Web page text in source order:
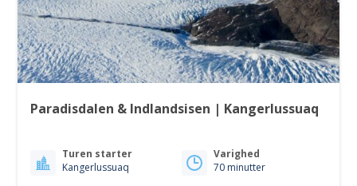
Paradisdalen & Indlandsisen | Kangerlussuaq
Turen starter
Kangerlussuaq
Varighed
70 minutter